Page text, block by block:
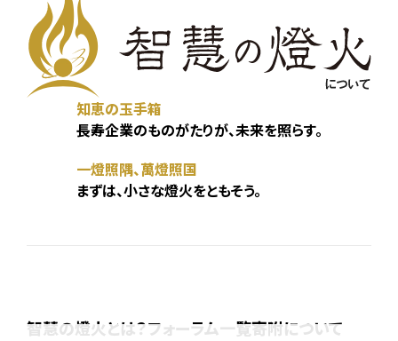
知恵の玉手箱
長寿企業のものがたりが、未来を照らす。
一燈照隅、萬燈照国
まずは、小さな燈火をともそう。
智慧の燈火とは？フォーラム一覧寄附について